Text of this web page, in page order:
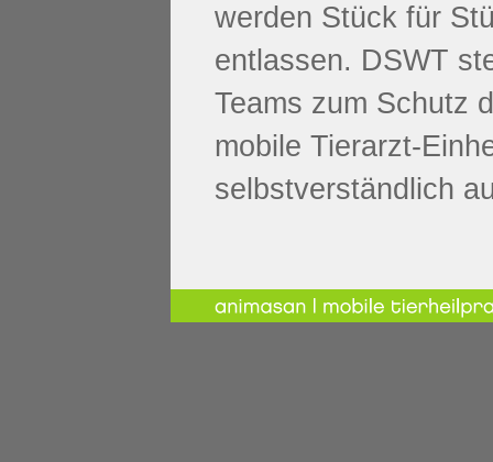
werden Stück für
entlassen. DSWT
Teams zum Schutz
mobile Tierarzt-
selbstverständlich